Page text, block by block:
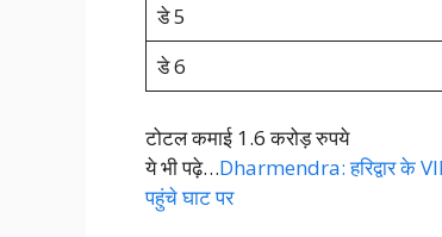
डे 5
डे 6
टोटल कमाई 1.6 करोड़ रुपये
ये भी पढ़े…Dharmendra: हरिद्वार के
पहुंचे घाट पर